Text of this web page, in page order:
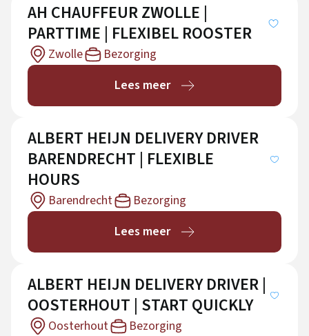
AH CHAUFFEUR ZWOLLE |
PARTTIME | FLEXIBEL ROOSTER
Zwolle
Bezorging
Lees meer
ALBERT HEIJN DELIVERY DRIVER
BARENDRECHT | FLEXIBLE
HOURS
Barendrecht
Bezorging
Lees meer
ALBERT HEIJN DELIVERY DRIVER |
OOSTERHOUT | START QUICKLY
Oosterhout
Bezorging